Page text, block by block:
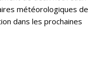
météorologiques de
dans les prochaines